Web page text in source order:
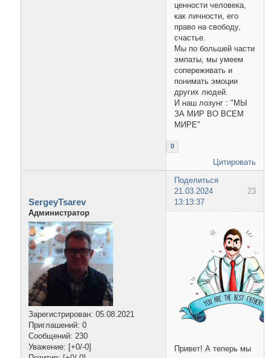
ценности человека,
как личности, его
право на свободу,
счастье.
Мы по большей части
эмпаты, мы умеем
сопереживать и
понимать эмоции
других людей.
И наш лозунг : "МЫ
ЗА МИР ВО ВСЕМ
МИРЕ"
0
Цитировать
Поделиться
23
21.03.2024
13:13:37
SergeyTsarev
Администратор
Зарегистрирован: 05.08.2021
Приглашений: 0
Сообщений: 230
Уважение: [+0/-0]
Привет! А теперь мы